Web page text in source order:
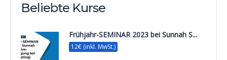
Beliebte Kurse
Frühjahr-SEMINAR 2023 bei Sunnah S...
12€ (inkl. MwSt.)